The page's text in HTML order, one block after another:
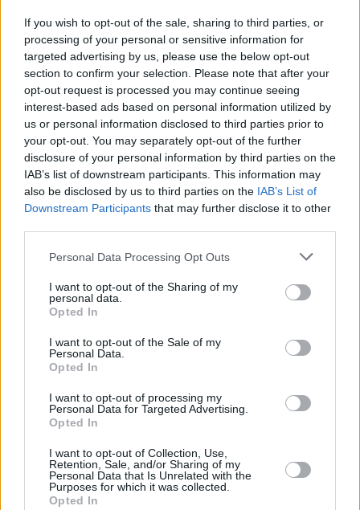
If you wish to opt-out of the sale, sharing to third parties, or
processing of your personal or sensitive information for
targeted advertising by us, please use the below opt-out
section to confirm your selection. Please note that after your
opt-out request is processed you may continue seeing
interest-based ads based on personal information utilized by
us or personal information disclosed to third parties prior to
your opt-out. You may separately opt-out of the further
disclosure of your personal information by third parties on the
IAB’s list of downstream participants. This information may
also be disclosed by us to third parties on the IAB’s List of
Downstream Participants that may further disclose it to other
Personal Data Processing Opt Outs
I want to opt-out of the Sharing of my
personal data.
Opted In
I want to opt-out of the Sale of my
Personal Data.
Opted In
I want to opt-out of processing my
Personal Data for Targeted Advertising.
Opted In
I want to opt-out of Collection, Use,
Retention, Sale, and/or Sharing of my
Personal Data that Is Unrelated with the
Purposes for which it was collected.
Opted In